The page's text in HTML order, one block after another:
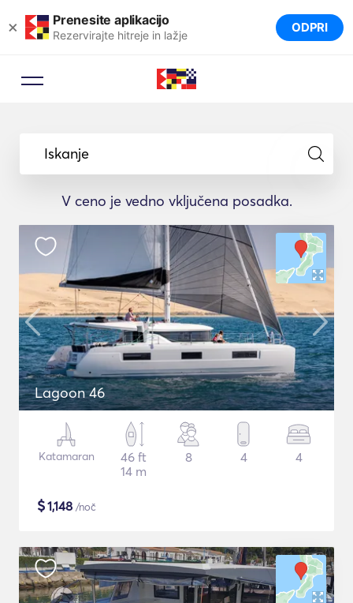
× Prenesite aplikacijo
Rezervirajte hitreje in lažje ODPRI
Iskanje
V ceno je vedno vključena posadka.
Lagoon 46
Katamaran
46 ft
14 m
8 4 4
$1,148 /noč